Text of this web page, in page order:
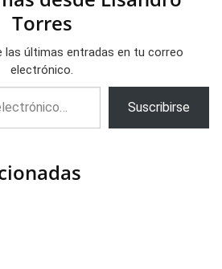
Torres
las últimas entradas en tu correo
electrónico.
Suscribirse